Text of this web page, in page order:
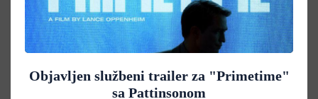
Objavljen službeni trailer za "Primetime"
sa Pattinsonom